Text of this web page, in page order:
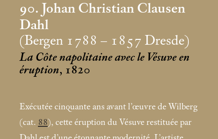
90. Johan Christian Clausen
Dahl
(Bergen 1788 – 1857 Dresde)
La Côte napolitaine avec le Vésuve en
éruption, 1820
Exécutée cinquante ans avant l’œuvre de Wilberg
(cat. 88), cette éruption du Vésuve restituée par